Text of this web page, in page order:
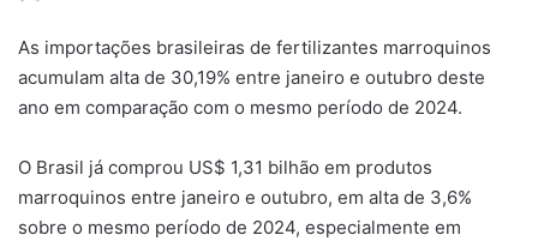
As importações brasileiras de fertilizantes marroquinos
acumulam alta de 30,19% entre janeiro e outubro deste
ano em comparação com o mesmo período de 2024.
O Brasil já comprou US$ 1,31 bilhão em produtos
marroquinos entre janeiro e outubro, em alta de 3,6%
sobre o mesmo período de 2024, especialmente em